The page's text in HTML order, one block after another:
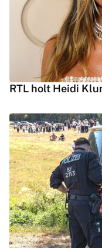
RTL holt Heidi